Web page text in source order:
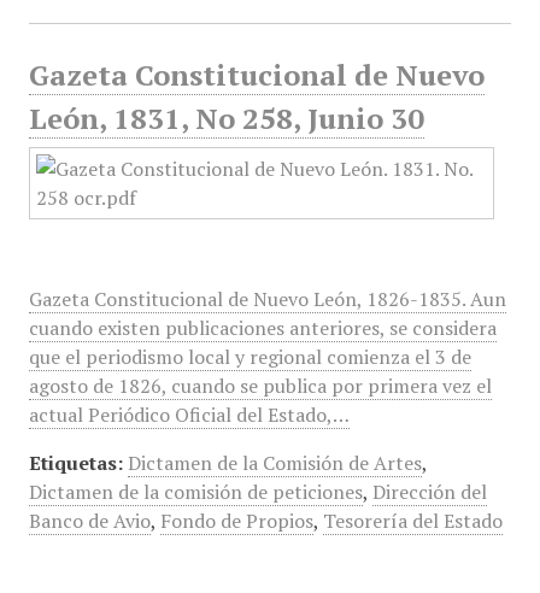
Gazeta Constitucional de Nuevo
León, 1831, No 258, Junio 30
Gazeta Constitucional de Nuevo León, 1826-1835. Aun
cuando existen publicaciones anteriores, se considera
que el periodismo local y regional comienza el 3 de
agosto de 1826, cuando se publica por primera vez el
actual Periódico Oficial del Estado,…
Etiquetas: Dictamen de la Comisión de Artes,
Dictamen de la comisión de peticiones, Dirección del
Banco de Avio, Fondo de Propios, Tesorería del Estado